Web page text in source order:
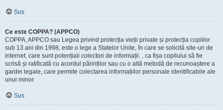
Sus
Ce este COPPA? (APPCO)
COPPA, APPCO sau Legea privind protecția vieții private și protecția copiilor
sub 13 ani din 1998, este o lege a Statelor Unite, în care se solicită site-uri de
internet, care sunt potențiali colectori de informații. , ca fișa copilului să fie
scrisă și ratificată cu acordul părinților sau cu o altă metodă de recunoaștere a
gardei legale, care permite colectarea informațiilor personale identificabile ale
unui minor.
Sus